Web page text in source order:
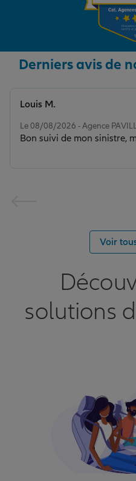
Derniers avis de
Le 08/08/2026 - Agence
Bon suivi de mon sinistre,
Louis M.
Voir
solutions